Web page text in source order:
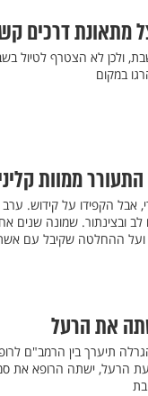
מתאונת דרכים
על עצמו לשמור שבת, ולכן לא
במקום
ממוות
לב ובצינתור. שמונה שנים
ועל ההחלטה שקיבל עם
את הרעל
תיערך בין הרמב"ם
הרעל, ישתה הרופא את